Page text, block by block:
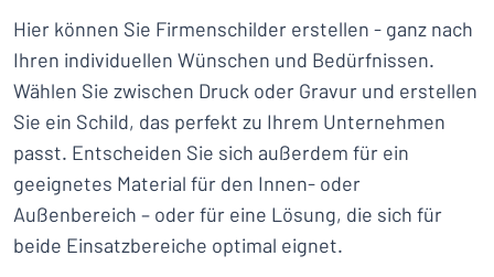
Hier können Sie Firmenschilder erstellen - ganz nach
Ihren individuellen Wünschen und Bedürfnissen.
Wählen Sie zwischen Druck oder Gravur und erstellen
Sie ein Schild, das perfekt zu Ihrem Unternehmen
passt. Entscheiden Sie sich außerdem für ein
geeignetes Material für den Innen- oder
Außenbereich – oder für eine Lösung, die sich für
beide Einsatzbereiche optimal eignet.